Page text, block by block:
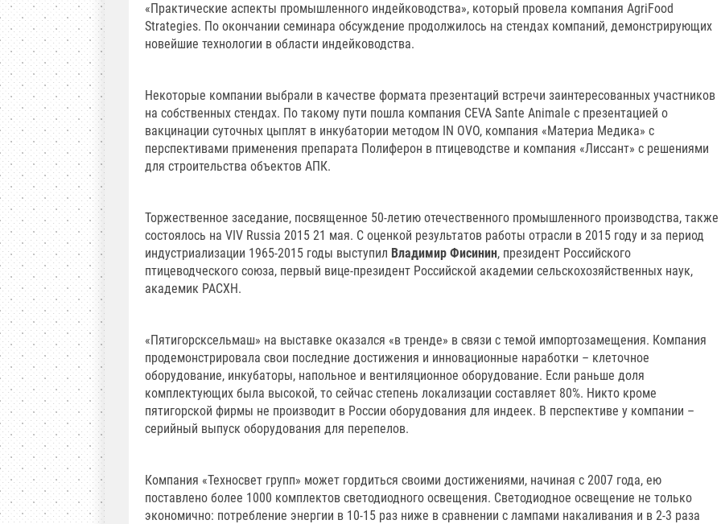
«Практические аспекты промышленного индейководства», который провела компания AgriFood
Strategies. По окончании семинара обсуждение продолжилось на стендах компаний, демонстрирующих
новейшие технологии в области индейководства.
Некоторые компании выбрали в качестве формата презентаций встречи заинтересованных участников
на собственных стендах. По такому пути пошла компания CEVA Sante Animale с презентацией о
вакцинации суточных цыплят в инкубатории методом IN OVO, компания «Материа Медика» с
перспективами применения препарата Полиферон в птицеводстве и компания «Лиссант» с решениями
для строительства объектов АПК.
Торжественное заседание, посвященное 50-летию отечественного промышленного производства, также
состоялось на VIV Russia 2015 21 мая. С оценкой результатов работы отрасли в 2015 году и за период
индустриализации 1965-2015 годы выступил Владимир Фисинин, президент Российского
птицеводческого союза, первый вице-президент Российской академии сельскохозяйственных наук,
академик РАСХН.
«Пятигорсксельмаш» на выставке оказался «в тренде» в связи с темой импортозамещения. Компания
продемонстрировала свои последние достижения и инновационные наработки – клеточное
оборудование, инкубаторы, напольное и вентиляционное оборудование. Если раньше доля
комплектующих была высокой, то сейчас степень локализации составляет 80%. Никто кроме
пятигорской фирмы не производит в России оборудования для индеек. В перспективе у компании –
серийный выпуск оборудования для перепелов.
Компания «Техносвет групп» может гордиться своими достижениями, начиная с 2007 года, ею
поставлено более 1000 комплектов светодиодного освещения. Светодиодное освещение не только
экономично: потребление энергии в 10-15 раз ниже в сравнении с лампами накаливания и в 2-3 раза